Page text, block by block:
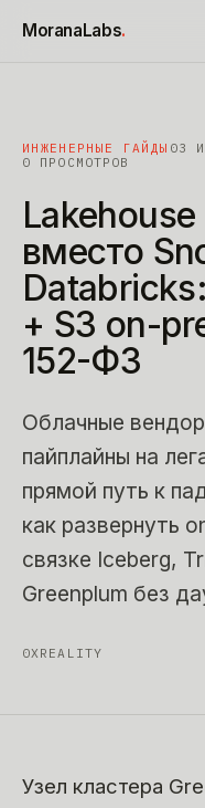
MoranaLabs.
ИНЖЕНЕРНЫЕ ГАЙДЫ 03
0 ПРОСМОТРОВ
Lakehouse
вместо
Databricks:
+ S3 on-
152-ФЗ
Облачные
пайплайны на
прямой путь к
как развернуть
связке Iceberg,
Greenplum без
0XREALITY
Узел кластера